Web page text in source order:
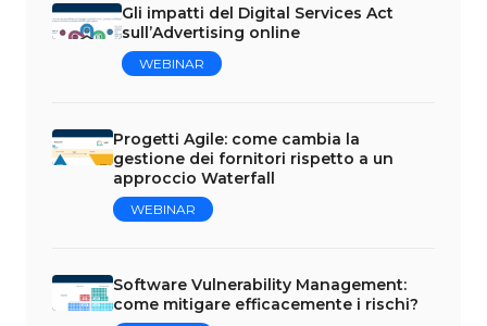
Gli impatti del Digital Services Act
sull’Advertising online
WEBINAR
Progetti Agile: come cambia la
gestione dei fornitori rispetto a un
approccio Waterfall
WEBINAR
Software Vulnerability Management:
come mitigare efficacemente i rischi?